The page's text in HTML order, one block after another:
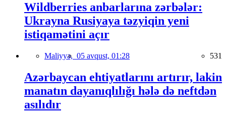
Wildberries anbarlarına zərbələr:
Ukrayna Rusiyaya təzyiqin yeni
istiqamətini açır
Maliyyə, 05 avqust, 01:28 531
Azərbaycan ehtiyatlarını artırır, lakin
manatın dayanıqlılığı hələ də neftdən
asılıdır